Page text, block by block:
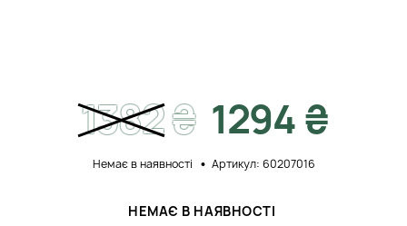
1382₴ 1294 ₴
Немає в наявності Артикул: 60207016
НЕМАЄ В НАЯВНОСТІ